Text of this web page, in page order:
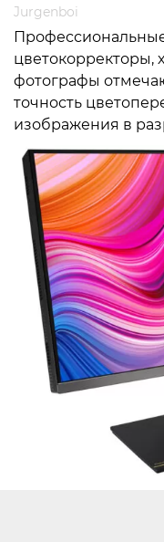
Jurgenboi
цветокорректоры,
фотографы
точность
изображения в